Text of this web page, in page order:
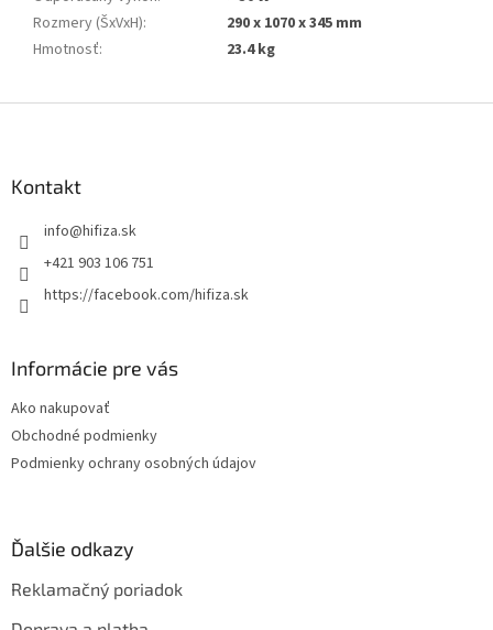
Rozmery (ŠxVxH):
290 x 1070 x 345 mm
Hmotnosť: 23.4 kg
Kontakt
info@hifiza.sk
+421 903 106 751
https://facebook.com/hifiza.sk
Informácie pre vás
Ako nakupovať
Obchodné podmienky
Podmienky ochrany osobných údajov
Ďalšie odkazy
Reklamačný poriadok